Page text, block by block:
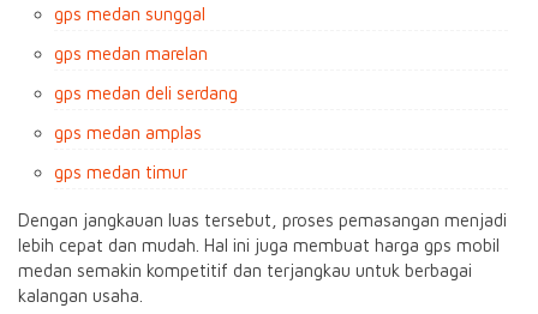
gps medan sunggal
gps medan marelan
gps medan deli serdang
gps medan amplas
gps medan timur
Dengan jangkauan luas tersebut, proses pemasangan menjadi
lebih cepat dan mudah. Hal ini juga membuat harga gps mobil
medan semakin kompetitif dan terjangkau untuk berbagai
kalangan usaha.